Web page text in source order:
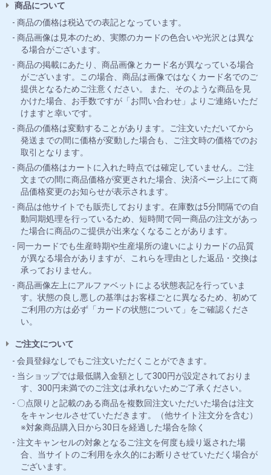
商品について
商品の価格は税込での表記となっています。
商品画像は見本のため、実際のカードの色合いや光沢とは異な
る場合がございます。
商品の掲載にあたり、商品画像とカード名が異なっている場合
がございます。この場合、商品は画像ではなくカード名でのご
提供となるためご注意ください。 また、そのような商品を見
かけた場合、お手数ですが「お問い合わせ」よりご連絡いただ
けますと幸いです。
商品の価格は変動することがあります。ご注文いただいてから
発送までの間に価格が変動した場合も、ご注文時の価格でのお
取引となります。
商品の価格はカートに入れた時点では確定していません。ご注
文までの間に商品価格が変更された場合、決済ページ上にて商
品価格変更のお知らせが表示されます。
商品は他サイトでも販売しております。在庫数は5分間隔での自
動同期処理を行っているため、短時間で同一商品の注文があっ
た場合に商品のご提供が出来なくなることがあります。
同一カードでも生産時期や生産場所の違いによりカードの品質
が異なる場合がありますが、これらを理由とした返品・交換は
承っておりません。
商品画像左上にアルファベットによる状態表記を行っていま
す。状態の良し悪しの基準はお客様ごとに異なるため、初めて
ご利用の方は必ず「カードの状態について」をご確認くださ
い。
ご注文について
会員登録なしでもご注文いただくことができます。
当ショップでは最低購入金額として300円が設定されておりま
す、300円未満でのご注文は承れないためご了承ください。
〇点限りと記載のある商品を複数回注文いただいた場合は注文
をキャンセルさせていただきます。（他サイト注文分を含む）
※対象商品購入日から30日を経過した場合を除く
注文キャンセルの対象となるご注文を何度も繰り返された場
合、当サイトのご利用を永久的にお断りさせていただく場合が
ございます。